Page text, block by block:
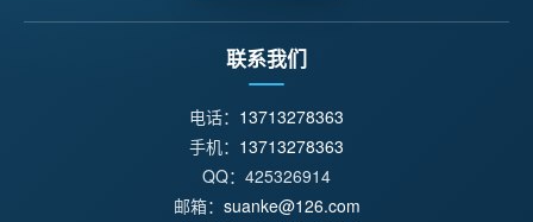
联系我们
电话： 13713278363
手机： 13713278363
QQ：425326914
邮箱： suanke@126.com